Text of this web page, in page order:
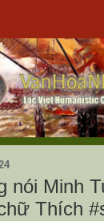
nói Minh
Thích